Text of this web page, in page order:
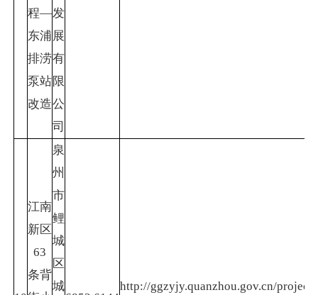
程—
东浦
排涝
泵站
改造
发
展
有
限
公
司
江南
新区
63
条背
泉
州
市
鲤
城
区
城
http://ggzyjy.quanzhou.gov.cn/